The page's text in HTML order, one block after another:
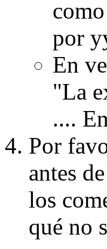
por
En
"La
....
Por
antes
los
qué no